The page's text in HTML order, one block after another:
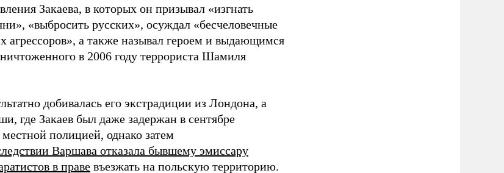
Закаева, в которых он призывал «изгнать
«выбросить русских», осуждал «бесчеловечные
агрессоров», а также называл героем и выдающимся
в 2006 году террориста Шамиля
добивалась его экстрадиции из Лондона, а
где Закаев был даже задержан в сентябре
полицией, однако затем
Варшава отказала бывшему эмиссару
в праве въезжать на польскую территорию.